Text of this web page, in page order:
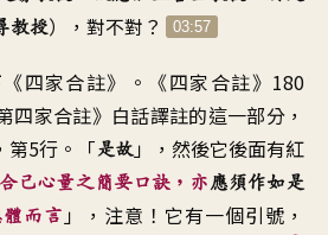
教授），對不對？ 03:57
四家合註》。《四家合註》180
四家合註》白話譯註的這一部分 ，
第5行 。「是故 」， 然後它後面有紅
合己心量之簡要口訣 ， 亦 應須作如是
體而言 」， 注意！它有一個引號 ，